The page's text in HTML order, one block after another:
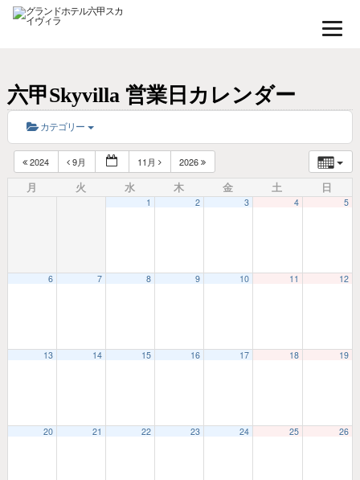
六甲Skyvilla 営業日カレンダー
カテゴリー
2024 9月 11月 2026
月 火 水 木 金 土 日
1 2 3 4 5
6 7 8 9 10 11 12
13 14 15 16 17 18 19
20 21 22 23 24 25 26